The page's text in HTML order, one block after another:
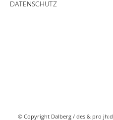
DATENSCHUTZ
© Copyright Dalberg / des & pro jh:d